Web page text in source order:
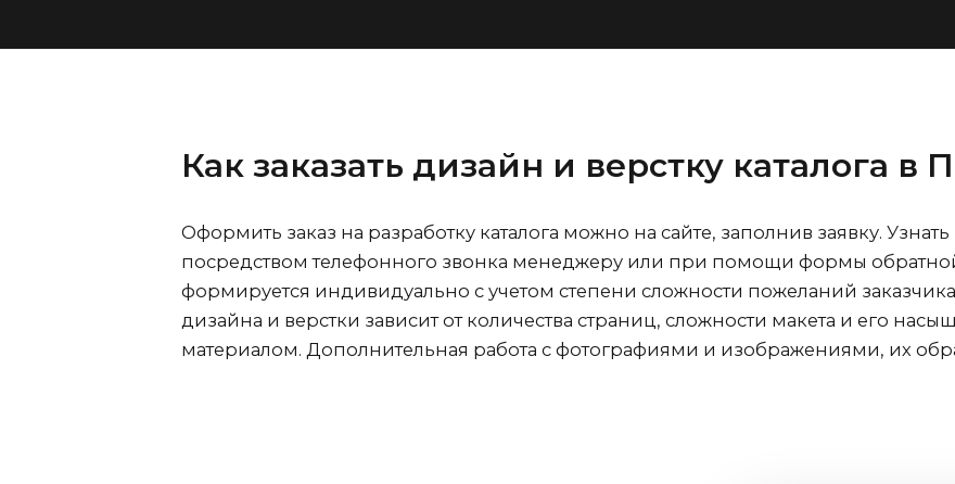
Как заказать дизайн и верстку каталога в
Оформить заказ на разработку каталога можно на сайте, заполнив заявку.
посредством телефонного звонка менеджеру или при помощи формы обратной
формируется индивидуально с учетом степени сложности пожеланий
дизайна и верстки зависит от количества страниц, сложности макета и его
материалом. Дополнительная работа с фотографиями и изображениями, их